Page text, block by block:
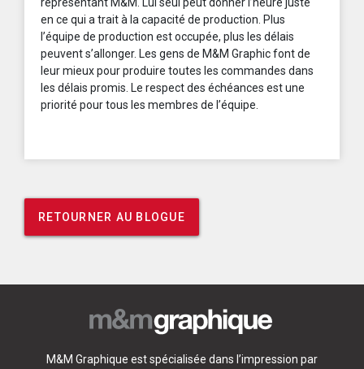
en ce qui a trait à la capacité de production. Plus
l’équipe de production est occupée, plus les délais
peuvent s’allonger. Les gens de M&M Graphic font de
leur mieux pour produire toutes les commandes dans
les délais promis. Le respect des échéances est une
priorité pour tous les membres de l’équipe.
RETOURNER AU BLOGUE
M&M Graphique est spécialisée dans l’impression par